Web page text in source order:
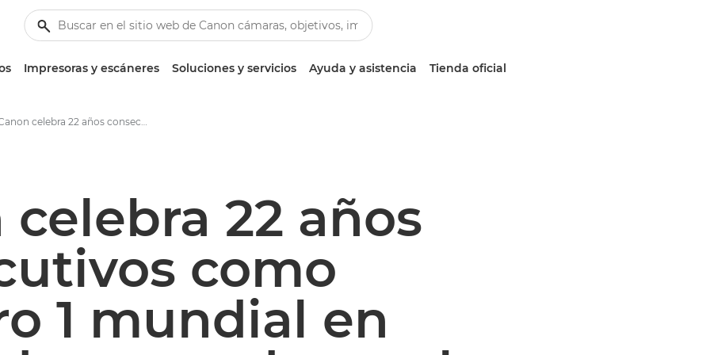
Impresoras y escáneres Soluciones y servicios Ayuda y asistencia Tienda oficial
Canon celebra 22 años consecutivos como número 1 mundial en cuota de mercado en el segmento de cámaras digitales de objetivos intercambiables - Centro de prensa de Canon
celebra 22 años
como
1 mundial en